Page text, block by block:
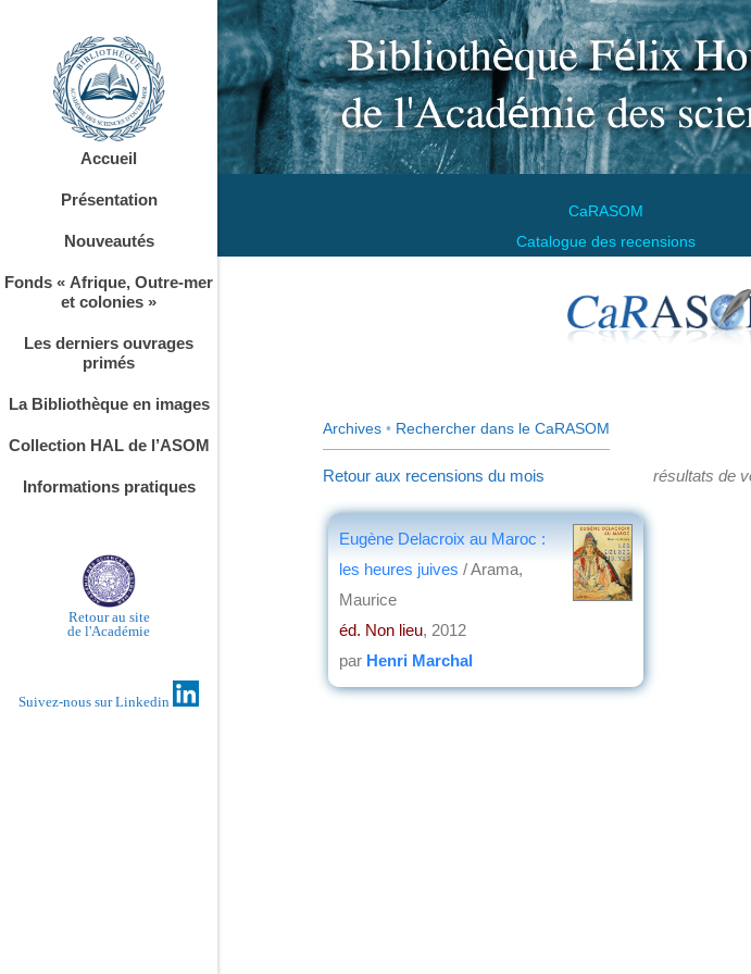
CaRASOM
Catalogue des recensions
Accueil
Présentation
Nouveautés
Fonds « Afrique, Outre-mer
et colonies »
Les derniers ouvrages
primés
La Bibliothèque en images
Collection HAL de l’ASOM
Informations pratiques
Retour au site
de l'Académie
Suivez-nous sur Linkedin
Archives • Rechercher dans le CaRASOM
Retour aux recensions du mois résultats de
Eugène Delacroix au Maroc :
les heures juives / Arama,
Maurice
éd. Non lieu, 2012
par Henri Marchal